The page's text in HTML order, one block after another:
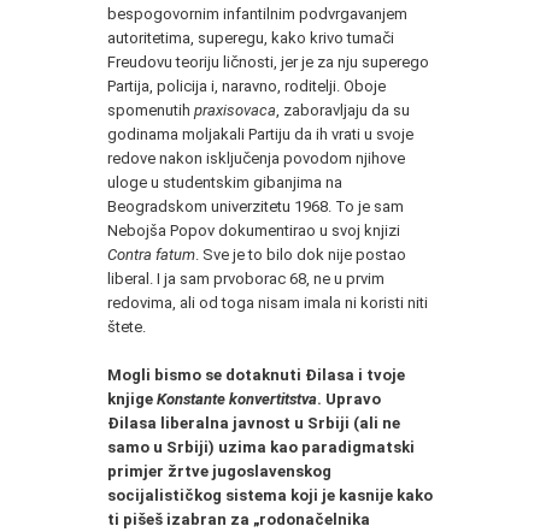
bespogovornim infantilnim podvrgavanjem
autoritetima, superegu, kako krivo tumači
Freudovu teoriju ličnosti, jer je za nju superego
Partija, policija i, naravno, roditelji. Oboje
spomenutih praxisovaca , zaboravljaju da su
godinama moljakali Partiju da ih vrati u svoje
redove nakon isključenja povodom njihove
uloge u studentskim gibanjima na
Beogradskom univerzitetu 1968. To je sam
Nebojša Popov dokumentirao u svoj knjizi
Contra fatum . Sve je to bilo dok nije postao
liberal. I ja sam prvoborac 68, ne u prvim
redovima, ali od toga nisam imala ni koristi niti
štete.
Mogli bismo se dotaknuti Đilasa i tvoje
knjige Konstante konvertitstva. Upravo
Đilasa liberalna javnost u Srbiji (ali ne
samo u Srbiji) uzima kao paradigmatski
primjer žrtve jugoslavenskog
socijalističkog sistema koji je kasnije kako
ti pišeš izabran za „rodonačelnika